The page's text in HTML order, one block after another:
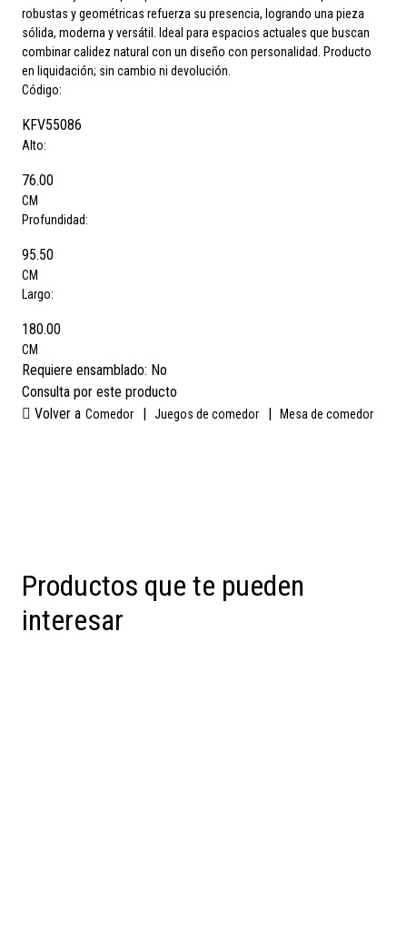
robustas y geométricas refuerza su presencia, logrando una pieza
sólida, moderna y versátil. Ideal para espacios actuales que buscan
combinar calidez natural con un diseño con personalidad. Producto
en liquidación; sin cambio ni devolución.
Código:
KFV55086
Alto:
76.00
CM
Profundidad:
95.50
CM
Largo:
180.00
CM
Requiere ensamblado: No
Consulta por este producto
Volver a Comedor Juegos de comedor Mesa de comedor
Productos que te pueden
interesar